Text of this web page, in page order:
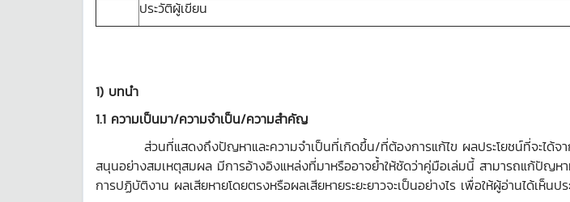
ประวัติผู้เขียน
1) บทนำ
1.1 ความเป็นมา/ความจำเป็น/ความสำคัญ
ส่วนที่แสดงถึงปัญหาและความจำเป็นที่เกิดขึ้น/ที่ต้องการแก้ไข ผลประโยชน์ที่จะได้จา
สนุนอย่างสมเหตุสมผล มีการอ้างอิงแหล่งที่มาหรืออาจย้ำให้ชัดว่าคู่มือเล่มนี้ สามารถแก้ปัญห
การปฏิบัติงาน ผลเสียหายโดยตรงหรือผลเสียหายระยะยาวจะเป็นอย่างไร เพื่อให้ผู้อ่านได้เห็